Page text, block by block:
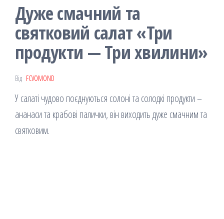
Дуже смачний та
святковий салат «Три
продукти — Три хвилини»
Від FCVOMOND
У салаті чудово поєднуються солоні та солодкі продукти –
ананаси та крабові палички, він виходить дуже смачним та
святковим.